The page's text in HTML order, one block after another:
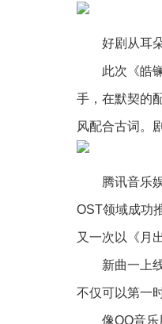
好剧从耳朵
此次《皓镧
手，在默契的
风配合古词。
腾讯音乐娱
OST领域成功
又一次以《月
新曲一上线
不仅可以第一
像QQ音乐用